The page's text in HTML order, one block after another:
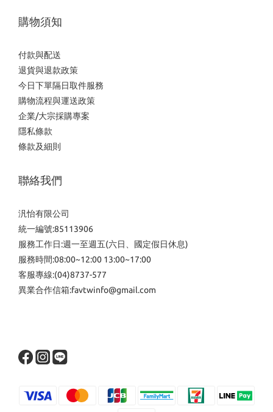
購物須知
付款與配送
退貨與退款政策
今日下單隔日取件服務
購物流程與運送政策
企業/大宗採購專案
隱私條款
條款及細則
聯絡我們
汎怡有限公司
統一編號:85113906
服務工作日:週一至週五(六日、國定假日休息)
服務時間:08:00~12:00 13:00~17:00
客服專線:(04)8737-577
異業合作信箱:favtwinfo@gmail.com